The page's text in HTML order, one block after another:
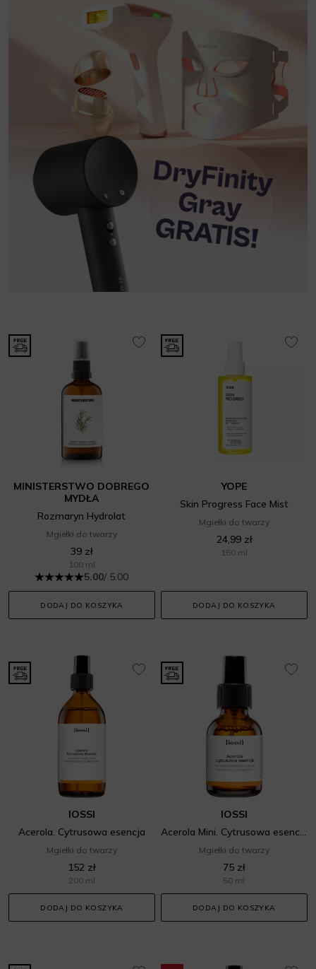
MINISTERSTWO DOBREGO
MYDŁA
Rozmaryn Hydrolat
Mgiełki do twarzy
39 zł
100 ml
5.00/ 5.00
DODAJ DO KOSZYKA
YOPE
Skin Progress Face Mist
Mgiełki do twarzy
24,99 zł
150 ml
DODAJ DO KOSZYKA
IOSSI
Acerola. Cytrusowa esencja
Mgiełki do twarzy
152 zł
200 ml
DODAJ DO KOSZYKA
IOSSI
Acerola Mini. Cytrusowa esencja
Mgiełki do twarzy
75 zł
50 ml
DODAJ DO KOSZYKA